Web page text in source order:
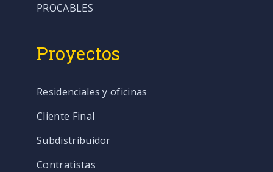
PROCABLES
Proyectos
Residenciales y oficinas
Cliente Final
Subdistribuidor
Contratistas